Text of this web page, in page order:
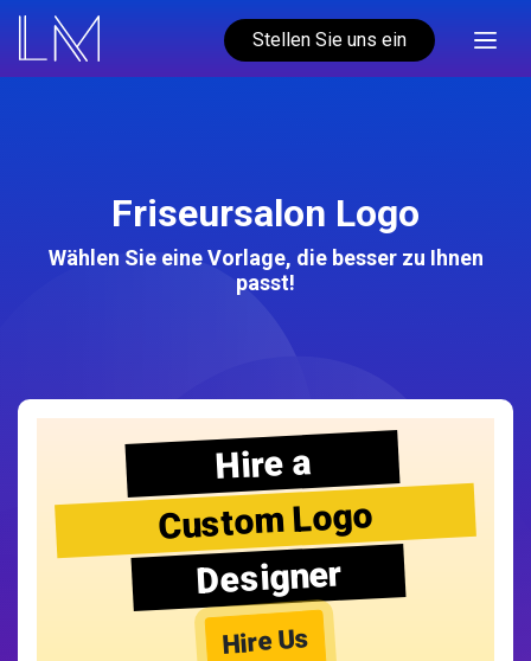
Stellen Sie uns ein
Friseursalon Logo
Wählen Sie eine Vorlage, die besser zu Ihnen
passt!
Hire a
Custom Logo
Designer
Hire Us